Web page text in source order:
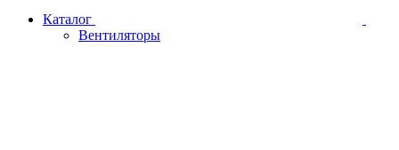
Каталог
Вентиляторы